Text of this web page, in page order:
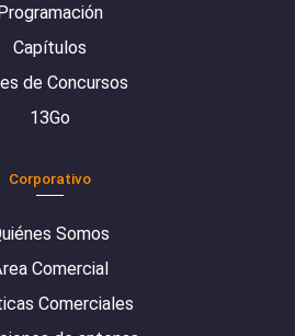
Capítulos
de Concursos
13Go
Corporativo
Somos
Comercial
Comerciales